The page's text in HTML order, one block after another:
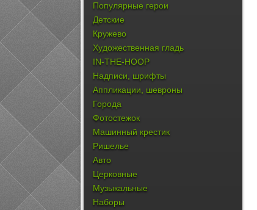
Популярные герои
Детские
Кружево
Художественная гладь
IN-THE-HOOP
Надписи, шрифты
Аппликации, шевроны
Города
Фотостежок
Машинный крестик
Ришелье
Авто
Церковные
Музыкальные
Наборы